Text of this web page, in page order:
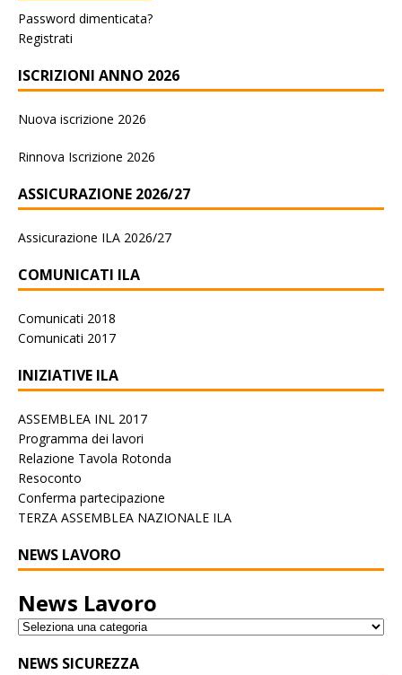
Password dimenticata?
Registrati
ISCRIZIONI ANNO 2026
Nuova iscrizione 2026
Rinnova Iscrizione 2026
ASSICURAZIONE 2026/27
Assicurazione ILA 2026/27
COMUNICATI ILA
Comunicati 2018
Comunicati 2017
INIZIATIVE ILA
ASSEMBLEA INL 2017
Programma dei lavori
Relazione Tavola Rotonda
Resoconto
Conferma partecipazione
TERZA ASSEMBLEA NAZIONALE ILA
NEWS LAVORO
News Lavoro
NEWS SICUREZZA